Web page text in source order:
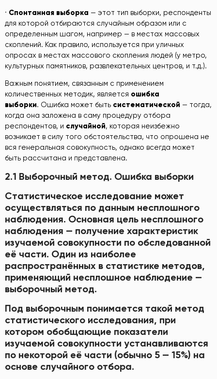
· Спонтанная выборка — этот тип выборки, респонденты
для которой отбираются случайным образом или с
определенным шагом, например — в местах массовых
скоплений. Как правило, используется при уличных
опросах в местах массового скопления людей (у метро,
культурных памятников, развлекательных центров, и т.д.).
Важным понятием, связанным с применением
количественных методик, является ошибка
выборки. Ошибка может быть систематической — тогда,
когда она заложена в саму процедуру отбора
респондентов, и случайной, которая неизбежно
возникает в силу того обстоятельства, что опрошена не
вся генеральная совокупность, однако всегда может
быть рассчитана и представлена.
2.1 Выборочный метод. Ошибка выборки
Статистическое исследование может
осуществляться по данным несплошного
наблюдения. Основная цель несплошного
наблюдения — получение характеристик
изучаемой совокупности по обследованной
её части. Один из наиболее
распространённых в статистике методов,
применяющий несплошное наблюдение —
выборочный метод.
Под выборочным понимается такой метод
статистического исследования, при
котором обобщающие показатели
изучаемой совокупности устанавливаются
по некоторой её части (обычно 5 — 15%) на
основе случайного отбора.